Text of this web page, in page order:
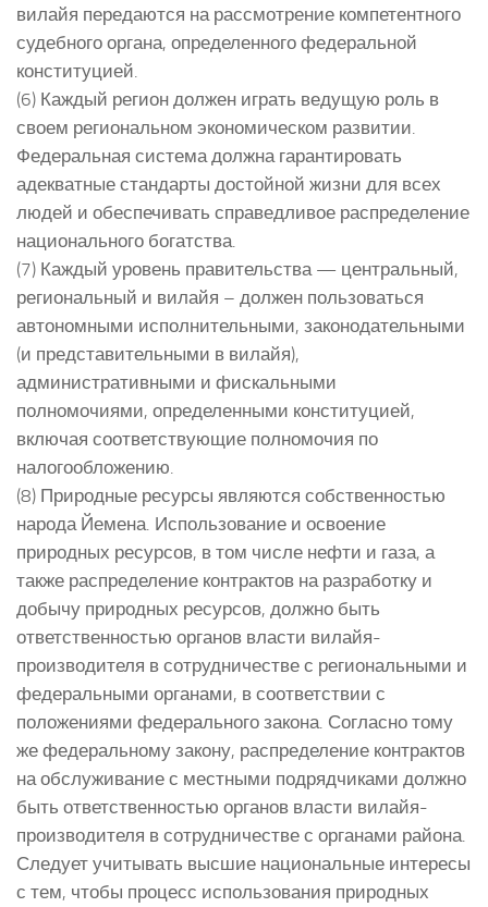
вилайя передаются на рассмотрение компетентного
судебного органа, определенного федеральной
конституцией.
(6) Каждый регион должен играть ведущую роль в
своем региональном экономическом развитии.
Федеральная система должна гарантировать
адекватные стандарты достойной жизни для всех
людей и обеспечивать справедливое распределение
национального богатства.
(7) Каждый уровень правительства — центральный,
региональный и вилайя – должен пользоваться
автономными исполнительными, законодательными
(и представительными в вилайя),
административными и фискальными
полномочиями, определенными конституцией,
включая соответствующие полномочия по
налогообложению.
(8) Природные ресурсы являются собственностью
народа Йемена. Использование и освоение
природных ресурсов, в том числе нефти и газа, а
также распределение контрактов на разработку и
добычу природных ресурсов, должно быть
ответственностью органов власти вилайя-
производителя в сотрудничестве с региональными и
федеральными органами, в соответствии с
положениями федерального закона. Согласно тому
же федеральному закону, распределение контрактов
на обслуживание с местными подрядчиками должно
быть ответственностью органов власти вилайя-
производителя в сотрудничестве с органами района.
Следует учитывать высшие национальные интересы
с тем, чтобы процесс использования природных